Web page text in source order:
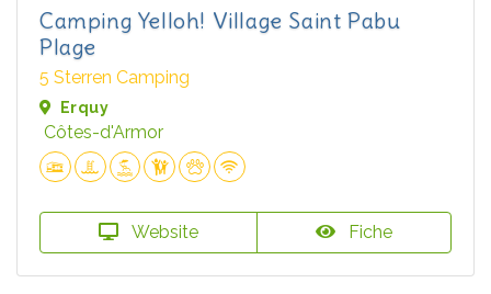
Camping Yelloh! Village Saint Pabu
Plage
5 Sterren Camping
Erquy
Côtes-d'Armor
Website Fiche